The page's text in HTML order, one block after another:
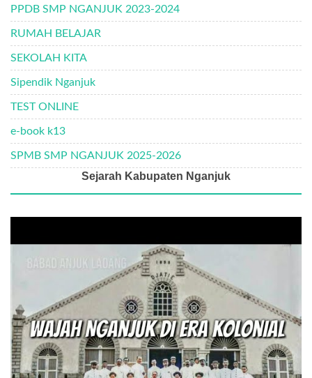
PPDB SMP NGANJUK 2023-2024
RUMAH BELAJAR
SEKOLAH KITA
Sipendik Nganjuk
TEST ONLINE
e-book k13
SPMB SMP NGANJUK 2025-2026
Sejarah Kabupaten Nganjuk